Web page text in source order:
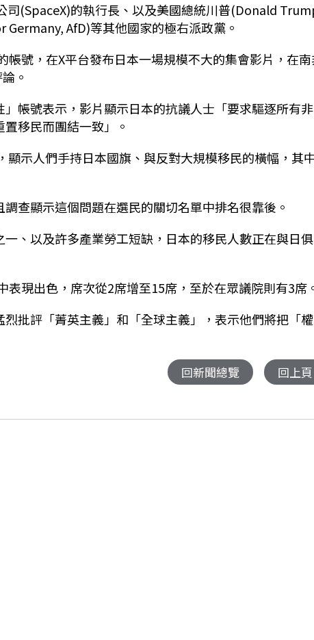
司(SpaceX)的執行長、以及美國總統川普(Donald
Germany, AfD)等其他國家的極右派政黨。
帳號，在X平台發布日本一場規模不大的集會影片，在
。
帳號表示，影片顯示日本的抗議人士「要求驅逐所有
移民而團結一致」。
顯示人們手持日本國旗、與反對大規模移民的橫幅，其
查顯示這個問題在選民的關切名單中排名很靠後。
、以及許多產業勞工短缺，日本的移民人數正在與日俱
表現出色，席次從2席增至15席，至於在眾議院則有3席
批評「菁英主義」和「全球主義」，表示他們將把「
回新聞總覽 回上頁